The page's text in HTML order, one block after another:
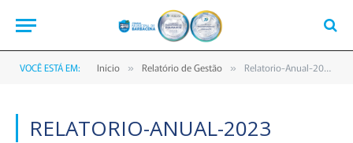
VOCÊ ESTÁ EM: Início » Relatório de Gestão » Relatorio-Anual-2023
RELATORIO-ANUAL-2023